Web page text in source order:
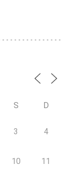
S D
3 4
10 11